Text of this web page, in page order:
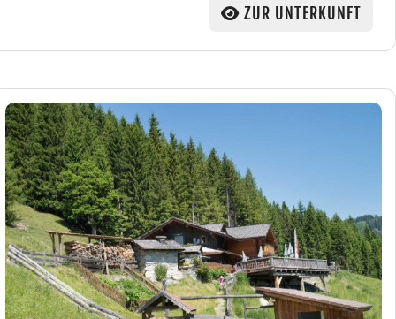
ZUR UNTERKUNFT